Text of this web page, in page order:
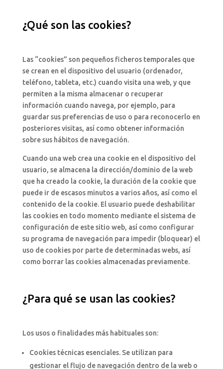
¿Qué son las cookies?
Las “cookies” son pequeños ficheros temporales que
se crean en el dispositivo del usuario (ordenador,
teléfono, tableta, etc.) cuando visita una web, y que
permiten a la misma almacenar o recuperar
información cuando navega, por ejemplo, para
guardar sus preferencias de uso o para reconocerlo en
posteriores visitas, así como obtener información
sobre sus hábitos de navegación.
Cuando una web crea una cookie en el dispositivo del
usuario, se almacena la dirección/dominio de la web
que ha creado la cookie, la duración de la cookie que
puede ir de escasos minutos a varios años, así como el
contenido de la cookie. El usuario puede deshabilitar
las cookies en todo momento mediante el sistema de
configuración de este sitio web, así como configurar
su programa de navegación para impedir (bloquear) el
uso de cookies por parte de determinadas webs, así
como borrar las cookies almacenadas previamente.
¿Para qué se usan las cookies?
Los usos o finalidades más habituales son:
Cookies técnicas esenciales. Se utilizan para
gestionar el flujo de navegación dentro de la web o